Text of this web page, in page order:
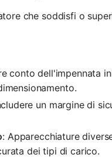
che soddisfi o
conto dell'impennata
un margine di
: Apparecchiature
dei tipi di carico.